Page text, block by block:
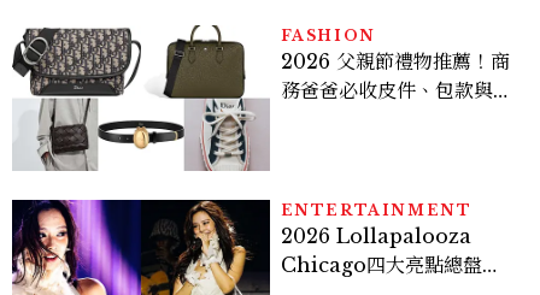
FASHION
2026 父親節禮物推薦！商
務爸爸必收皮件、包款與鞋
ENTERTAINMENT
2026 Lollapalooza
Chicago四大亮點總盤